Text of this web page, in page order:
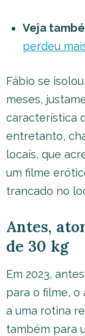
Veja
perdeu
Fábio se
meses,
característica
entretanto,
locais, que
um filme
trancado no
Antes,
de 30 kg
Em 2023,
para o filme, o
a uma rotina
também para